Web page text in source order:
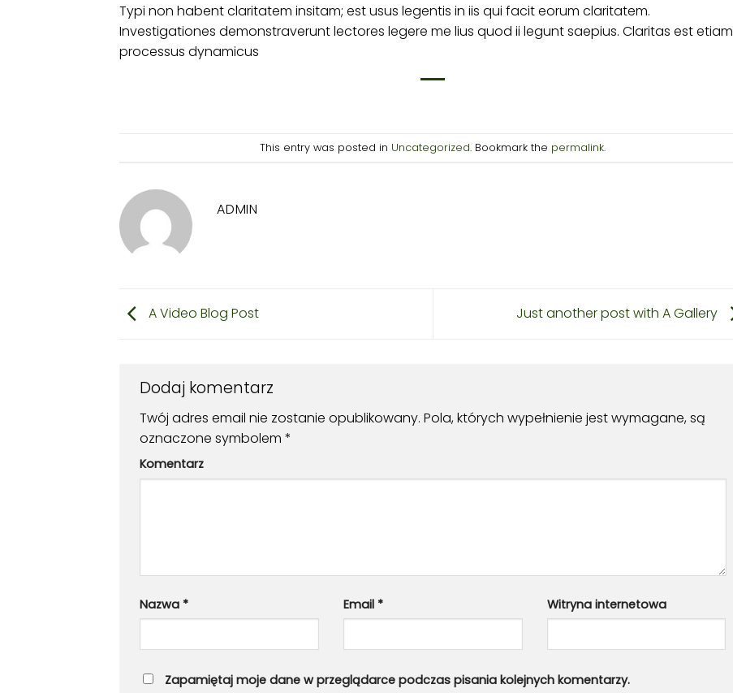
Typi non habent claritatem insitam; est usus legentis in iis qui facit eorum claritatem.
Investigationes demonstraverunt lectores legere me lius quod ii legunt saepius. Claritas est etiam
processus dynamicus
This entry was posted in Uncategorized. Bookmark the permalink.
ADMIN
A Video Blog Post Just another post with A Gallery
Dodaj komentarz
Twój adres email nie zostanie opublikowany. Pola, których wypełnienie jest wymagane, są
oznaczone symbolem *
Komentarz
Nazwa * Email * Witryna internetowa
Zapamiętaj moje dane w przeglądarce podczas pisania kolejnych komentarzy.